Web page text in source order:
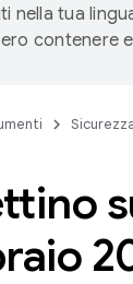
nella tua
contenere